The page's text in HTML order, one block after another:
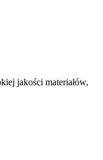
jakości materiałów,